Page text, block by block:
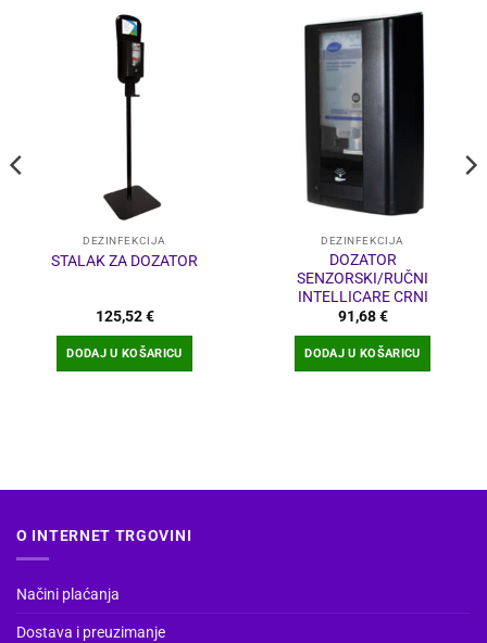
DEZINFEKCIJA
STALAK ZA DOZATOR
125,52€
DODAJ U KOŠARICU
DEZINFEKCIJA
DOZATOR
SENZORSKI/RUČNI
INTELLICARE CRNI
91,68€
DODAJ U KOŠARICU
O INTERNET TRGOVINI
Načini plaćanja
Dostava i preuzimanje